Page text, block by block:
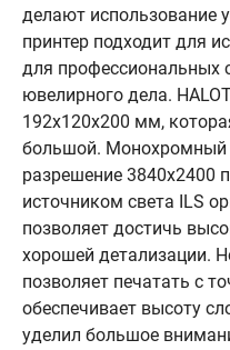
делают использование
принтер подходит для
для профессиональных
ювелирного дела.
192х120х200 мм,
большой. Монохромный
разрешение 3840х2400
источником света ILS
позволяет достичь
хорошей детализации.
позволяет печатать с
обеспечивает высоту
уделил большое